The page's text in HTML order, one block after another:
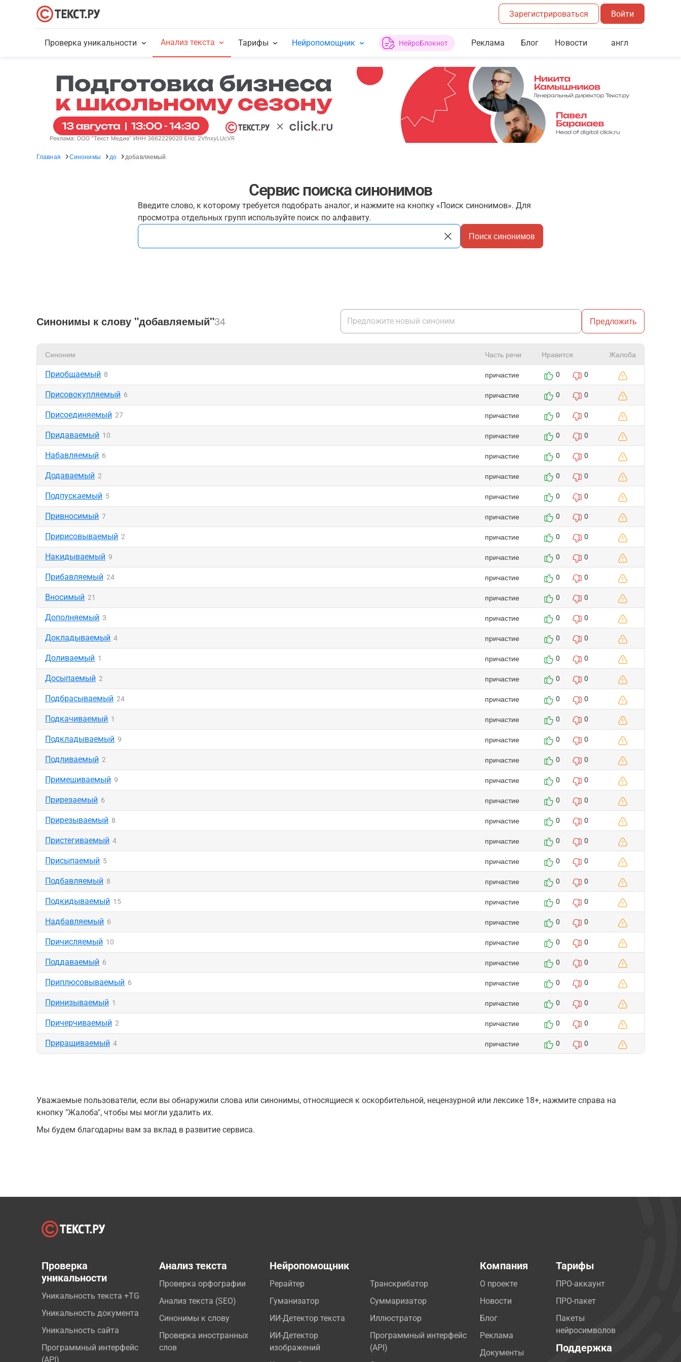
Зарегистрироваться Войти
Проверка уникальности Анализ текста Тарифы Нейропомощник НейроБлокнот Реклама Блог Новости англ
Главная Синонимы до добавляемый
Сервис поиска синонимов
Введите слово, к которому требуется подобрать аналог, и нажмите на кнопку «Поиск синонимов». Для
просмотра отдельных групп используйте поиск по алфавиту.
Поиск синонимов
Синонимы к слову "добавляемый"34 Предложить
Синоним Часть речи Нравится Жалоба
Приобщаемый 8 причастие 0 0
Присовокупляемый 6 причастие 0 0
Присоединяемый 27 причастие 0 0
Придаваемый 10 причастие 0 0
Набавляемый 6 причастие 0 0
Додаваемый 2 причастие 0 0
Подпускаемый 5 причастие 0 0
Привносимый 7 причастие 0 0
Пририсовываемый 2 причастие 0 0
Накидываемый 9 причастие 0 0
Прибавляемый 24 причастие 0 0
Вносимый 21 причастие 0 0
Дополняемый 3 причастие 0 0
Докладываемый 4 причастие 0 0
Доливаемый 1 причастие 0 0
Досыпаемый 2 причастие 0 0
Подбрасываемый 24 причастие 0 0
Подкачиваемый 1 причастие 0 0
Подкладываемый 9 причастие 0 0
Подливаемый 2 причастие 0 0
Примешиваемый 9 причастие 0 0
Прирезаемый 6 причастие 0 0
Прирезываемый 8 причастие 0 0
Пристегиваемый 4 причастие 0 0
Присыпаемый 5 причастие 0 0
Подбавляемый 8 причастие 0 0
Подкидываемый 15 причастие 0 0
Надбавляемый 6 причастие 0 0
Причисляемый 10 причастие 0 0
Поддаваемый 6 причастие 0 0
Приплюсовываемый 6 причастие 0 0
Принизываемый 1 причастие 0 0
Причерчиваемый 2 причастие 0 0
Приращиваемый 4 причастие 0 0
Уважаемые пользователи, если вы обнаружили слова или синонимы, относящиеся к оскорбительной, нецензурной или лексике 18+, нажмите справа на
кнопку "Жалоба", чтобы мы могли удалить их.
Мы будем благодарны вам за вклад в развитие сервиса.
Проверка
уникальности
Уникальность текста +TG
Уникальность документа
Уникальность сайта
Программный интерфейс
(API)
Анализ текста
Проверка орфографии
Анализ текста (SEO)
Синонимы к слову
Проверка иностранных
слов
Нейропомощник
Рерайтер
Гуманизатор
ИИ-Детектор текста
ИИ-Детектор
изображений
Транскрибатор
Суммаризатор
Иллюстратор
Программный интерфейс
(API)
Компания
О проекте
Новости
Блог
Реклама
Документы
Тарифы
ПРО-аккаунт
ПРО-пакет
Пакеты
нейросимволов
Поддержка